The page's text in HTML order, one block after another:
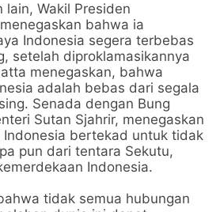
lain, Wakil Presiden
bahwa ia
Indonesia segera terbebas
setelah diproklamasikannya
menegaskan, bahwa
adalah bebas dari segala
Senada dengan Bung
Sutan Sjahrir, menegaskan
bertekad untuk tidak
pun dari tentara Sekutu,
Indonesia.
tidak semua hubungan